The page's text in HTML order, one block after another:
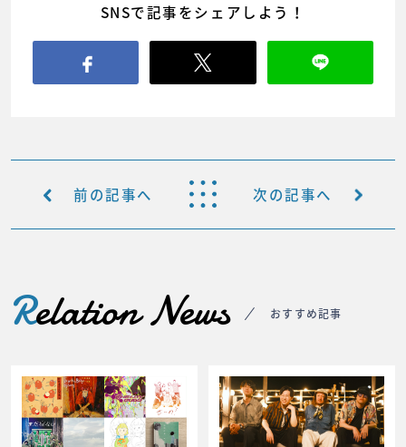
SNSで記事をシェアしよう！
前の記事へ 次の記事へ
Relation News おすすめ記事